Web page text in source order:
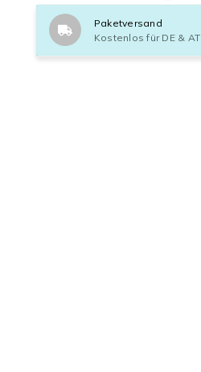
Paketversand
Kostenlos für DE & AT